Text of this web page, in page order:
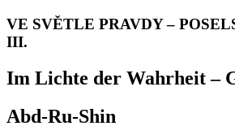
VE SVĚTLE PRAVDY –
III.
Im Lichte der Wahrheit –
Abd-Ru-Shin